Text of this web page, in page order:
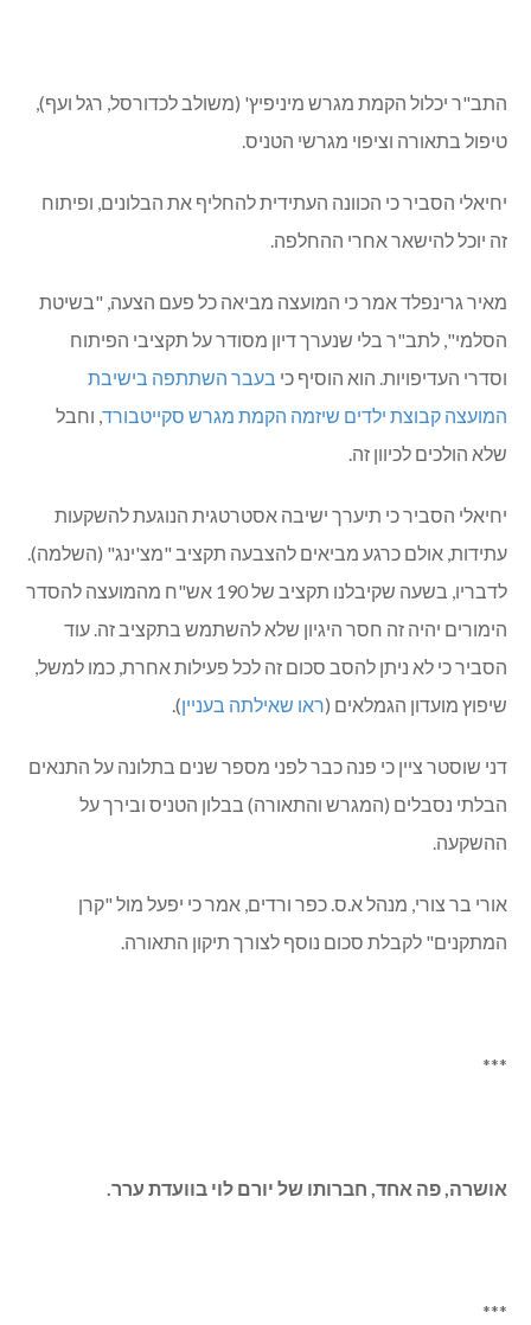
התב"ר יכלול הקמת מגרש מיניפיץ' (משולב לכדורסל, רגל ועף),
טיפול בתאורה וציפוי מגרשי הטניס.
יחיאלי הסביר כי הכוונה העתידית להחליף את הבלונים, ופיתוח
זה יוכל להישאר אחרי ההחלפה.
מאיר גרינפלד אמר כי המועצה מביאה כל פעם הצעה, "בשיטת
הסלמי", לתב"ר בלי שנערך דיון מסודר על תקציבי הפיתוח
וסדרי העדיפויות. הוא הוסיף כי בעבר השתתפה בישיבת
המועצה קבוצת ילדים שיזמה הקמת מגרש סקייטבורד , וחבל
שלא הולכים לכיוון זה.
יחיאלי הסביר כי תיערך ישיבה אסטרטגית הנוגעת להשקעות
עתידות, אולם כרגע מביאים להצבעה תקציב "מצ'ינג" (השלמה).
לדבריו, בשעה שקיבלנו תקציב של 190 אש"ח מהמועצה להסדר
הימורים יהיה זה חסר היגיון שלא להשתמש בתקציב זה. עוד
הסביר כי לא ניתן להסב סכום זה לכל פעילות אחרת, כמו למשל,
שיפוץ מועדון הגמלאים (ראו שאילתה בעניין).
דני שוסטר ציין כי פנה כבר לפני מספר שנים בתלונה על התנאים
הבלתי נסבלים (המגרש והתאורה) בבלון הטניס ובירך על
ההשקעה.
אורי בר צורי, מנהל א.ס. כפר ורדים, אמר כי יפעל מול "קרן
המתקנים" לקבלת סכום נוסף לצורך תיקון התאורה.
***
אושרה, פה אחד, חברותו של יורם לוי בוועדת ערר.
***